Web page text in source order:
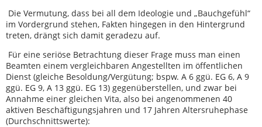
Die Vermutung, dass bei all dem Ideologie und „Bauchgefühl“
im Vordergrund stehen, Fakten hingegen in den Hintergrund
treten, drängt sich damit geradezu auf.
Für eine seriöse Betrachtung dieser Frage muss man einen
Beamten einem vergleichbaren Angestellten im öffentlichen
Dienst (gleiche Besoldung/Vergütung; bspw. A 6 ggü. EG 6, A 9
ggü. EG 9, A 13 ggü. EG 13) gegenüberstellen, und zwar bei
Annahme einer gleichen Vita, also bei angenommenen 40
aktiven Beschäftigungsjahren und 17 Jahren Altersruhephase
(Durchschnittswerte):